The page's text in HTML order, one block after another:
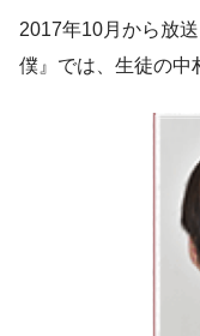
2017年10月から放
僕』では、生徒の中